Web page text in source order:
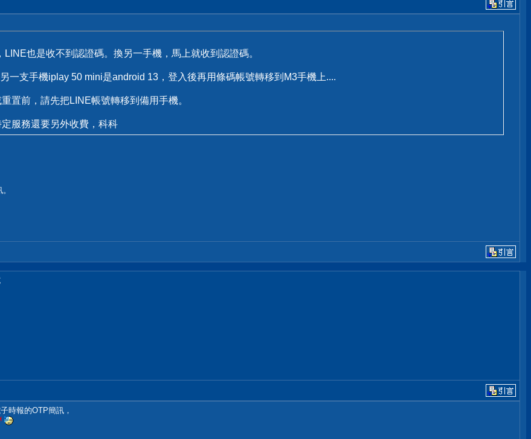
也是收不到認證碼。換另一手機，馬上就收到認證碼。
一支手機iplay 50 mini是android 13，登入後再用條碼帳號轉移到M3手機上....
置前，請先把LINE帳號轉移到備用手機。
服務還要另外收費，科科
時報的OTP簡訊，